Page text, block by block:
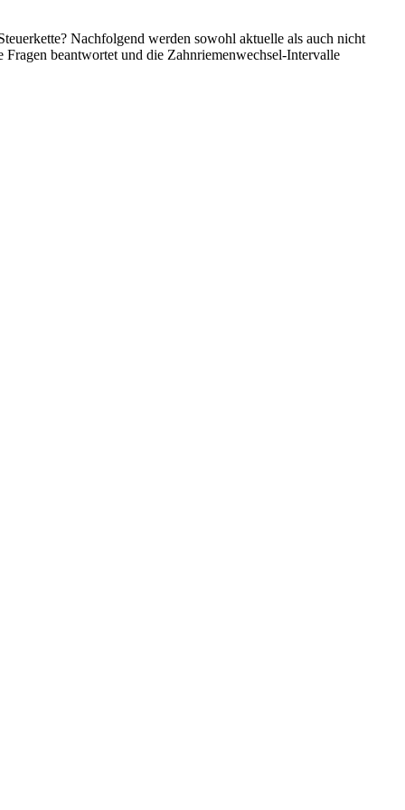
Nachfolgend werden sowohl aktuelle als auch nicht
beantwortet und die Zahnriemenwechsel-Intervalle